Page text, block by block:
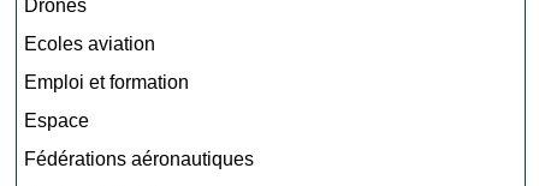
Drones
Ecoles aviation
Emploi et formation
Espace
Fédérations aéronautiques